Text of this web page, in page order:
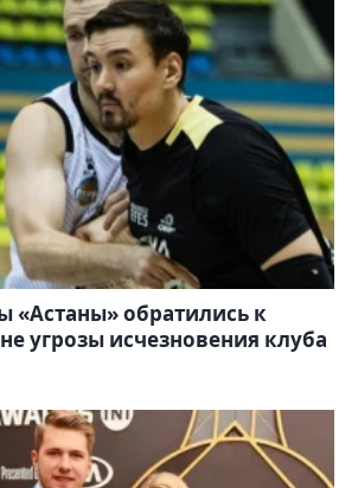
«Астаны» обратились к
угрозы исчезновения клуба